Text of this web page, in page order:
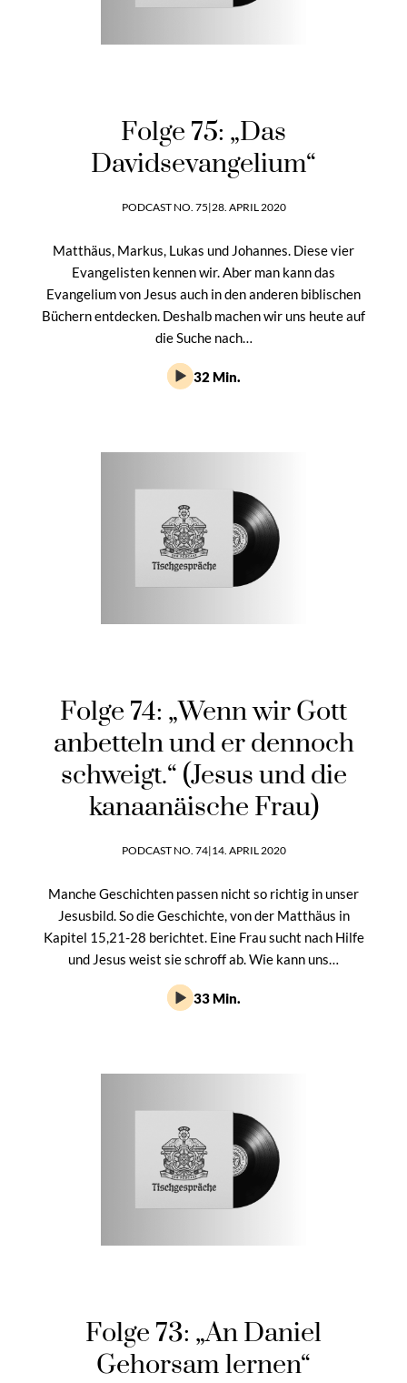
Folge 75: „Das
Davidsevangelium“
PODCAST NO. 75|28. APRIL 2020
Matthäus, Markus, Lukas und Johannes. Diese vier
Evangelisten kennen wir. Aber man kann das
Evangelium von Jesus auch in den anderen biblischen
Büchern entdecken. Deshalb machen wir uns heute auf
die Suche nach…
32 Min.
Folge 74: „Wenn wir Gott
anbetteln und er dennoch
schweigt.“ (Jesus und die
kanaanäische Frau)
PODCAST NO. 74|14. APRIL 2020
Manche Geschichten passen nicht so richtig in unser
Jesusbild. So die Geschichte, von der Matthäus in
Kapitel 15,21-28 berichtet. Eine Frau sucht nach Hilfe
und Jesus weist sie schroff ab. Wie kann uns…
33 Min.
Folge 73: „An Daniel
Gehorsam lernen“